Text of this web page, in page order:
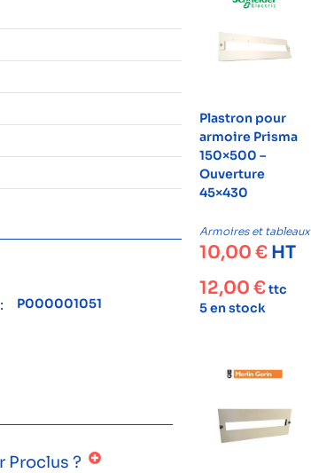
P000001051
?
Plastron pour
armoire Prisma
150×500 –
Ouverture
45×430
Armoires et tableaux
10,00 € HT
12,00 €ttc
5 en stock